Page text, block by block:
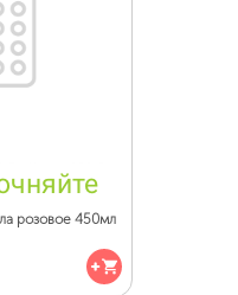
розовое 450мл